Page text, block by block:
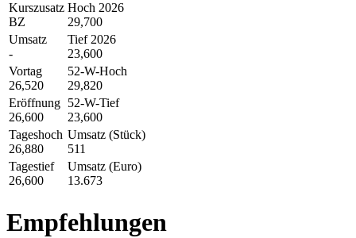
Kurszusatz
BZ
Hoch 2026
29,700
Umsatz
-
Tief 2026
23,600
Vortag
26,520
52-W-Hoch
29,820
Eröffnung
26,600
52-W-Tief
23,600
Tageshoch
26,880
Umsatz (Stück)
511
Tagestief
26,600
Umsatz (Euro)
13.673
Empfehlungen